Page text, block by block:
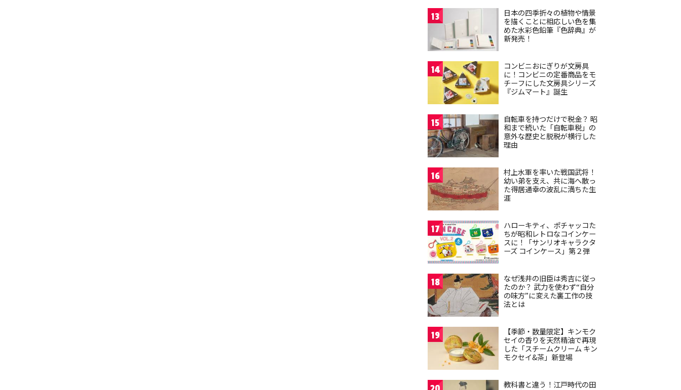
13
日本の四季折々の植物や情景
を描くことに相応しい色を集
めた水彩色鉛筆『色辞典』が
新発売！
14
コンビニおにぎりが文房具
に！コンビニの定番商品をモ
チーフにした文房具シリーズ
『ジムマート』誕生
15
自転車を持つだけで税金？ 昭
和まで続いた「自転車税」の
意外な歴史と脱税が横行した
理由
16
村上水軍を率いた戦国武将！
幼い弟を支え、共に海へ散っ
た得居通幸の波乱に満ちた生
涯
17
ハローキティ、ポチャッコた
ちが昭和レトロなコインケー
スに！「サンリオキャラクタ
ーズ コインケース」第２弾
18
なぜ浅井の旧臣は秀吉に従っ
たのか？ 武力を使わず“自分
の味方”に変えた裏工作の技
法とは
19
【季節・数量限定】キンモク
セイの香りを天然精油で再現
した「スチームクリーム キン
モクセイ&茶」新登場
教科書と違う！江戸時代の田